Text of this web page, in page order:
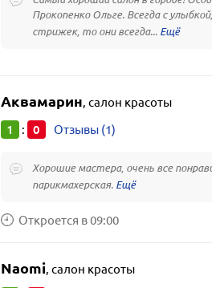
Прокопенко Ольге. Всегда с
стрижек, то они всегда...
Аквамарин, салон красоты
1 : 0 Отзывы (1)
Хорошие мастера, очень все
парикмахерская.
Откроется в 09:00
Naomi, салон красоты